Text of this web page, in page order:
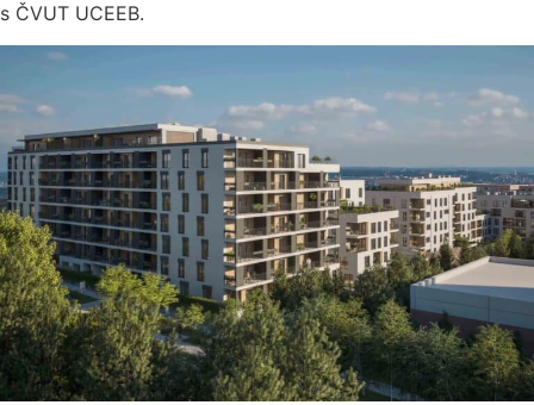
s ČVUT UCEEB.